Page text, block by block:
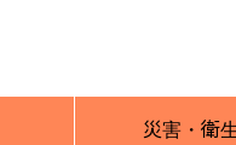
災害・衛